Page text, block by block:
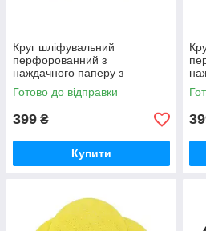
Круг шліфувальний
перфорованний з
наждачного паперу з
липучкою Draumet 225 мм
фракція 150 (E8855)
Готово до відправки
399 ₴
Купити